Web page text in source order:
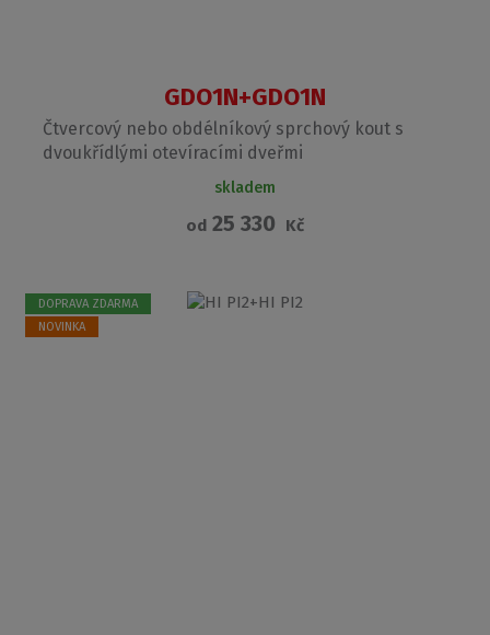
GDO1N+GDO1N
Čtvercový nebo obdélníkový sprchový kout s
dvoukřídlými otevíracími dveřmi
skladem
od 25 330 Kč
DOPRAVA ZDARMA
NOVINKA